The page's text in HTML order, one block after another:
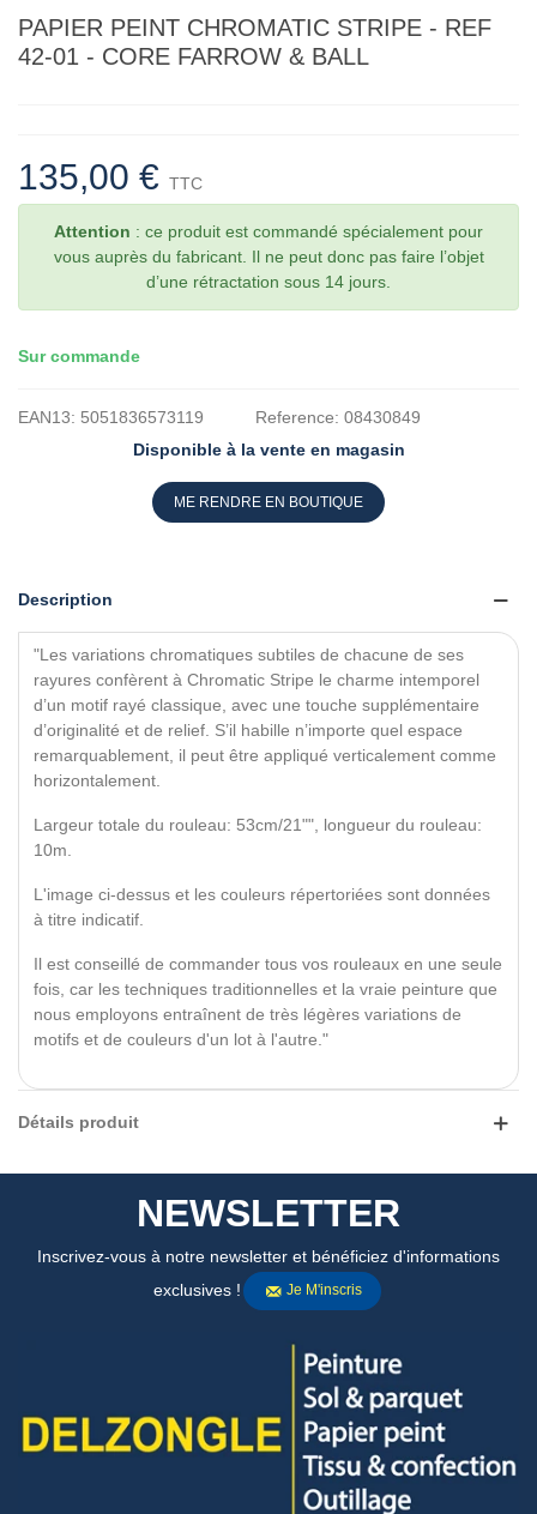
PAPIER PEINT CHROMATIC STRIPE - REF
42-01 - CORE FARROW & BALL
135,00 € TTC
Attention : ce produit est commandé spécialement pour
vous auprès du fabricant. Il ne peut donc pas faire l’objet
d’une rétractation sous 14 jours.
Sur commande
EAN13: 5051836573119 Reference: 08430849
Disponible à la vente en magasin
ME RENDRE EN BOUTIQUE
Description
"Les variations chromatiques subtiles de chacune de ses
rayures confèrent à Chromatic Stripe le charme intemporel
d’un motif rayé classique, avec une touche supplémentaire
d’originalité et de relief. S’il habille n’importe quel espace
remarquablement, il peut être appliqué verticalement comme
horizontalement.
Largeur totale du rouleau: 53cm/21"", longueur du rouleau:
10m.
L'image ci-dessus et les couleurs répertoriées sont données
à titre indicatif.
Il est conseillé de commander tous vos rouleaux en une seule
fois, car les techniques traditionnelles et la vraie peinture que
nous employons entraînent de très légères variations de
motifs et de couleurs d'un lot à l'autre."
Détails produit
NEWSLETTER
Inscrivez-vous à notre newsletter et bénéficiez d'informations
exclusives !
Je M'inscris